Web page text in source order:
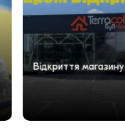
Відкриття магазину